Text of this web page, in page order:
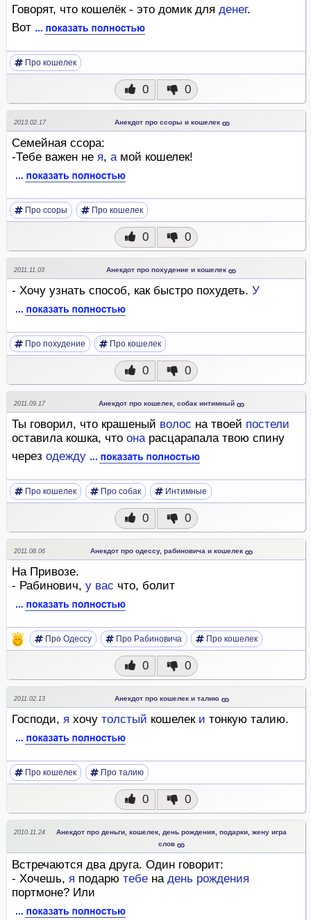
Говорят, что кошелёк - это домик для денег.
Вот
Про кошелек
0 0
2013.02.17 Анекдот про ссоры и кошелек
Семейная ссора:
-Тебе важен не я, амой кошелек!
Про ссоры Про кошелек
0 0
2011.11.03 Анекдот про похудение и кошелек
- Хочу узнать способ, как быстро похудеть. У
Про похудение Про кошелек
0 0
2011.09.17 Анекдот про кошелек, собак интимный
Ты говорил, что крашеный волос на твоей постели
оставила кошка, что онарасцарапала твою спину
через одежду
Про кошелек Про собак Интимные
0 0
2011.08.06 Анекдот про одессу, рабиновича и кошелек
На Привозе.
- Рабинович, у вас что, болит
Про Одессу Про Рабиновича Про кошелек
0 0
2011.02.13 Анекдот про кошелек и талию
Господи, я хочу толстый кошелек и тонкую талию.
Про кошелек Про талию
0 0
2010.11.24
Анекдот про деньги, кошелек, день рождения, подарки, жену игра
слов
Встречаются два друга. Один говорит:
- Хочешь, я подарю тебе на день рождения
портмоне? Или